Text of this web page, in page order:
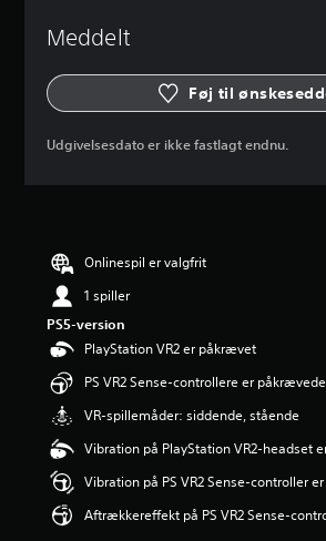
Meddelt
Føj til
Udgivelsesdato er ikke fastlagt endnu.
Onlinespil er valgfrit
1 spiller
PS5-version
PlayStation VR2 er påkrævet
PS VR2 Sense-controllere er påkrævede
VR-spillemåder: siddende, stående
Vibration på PlayStation VR2-headset
Vibration på PS VR2 Sense-controller
Aftrækkereffekt på PS VR2 Sense-